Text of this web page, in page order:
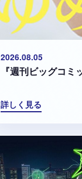
2026.08.05
『週刊ビッグコ
詳しく見る